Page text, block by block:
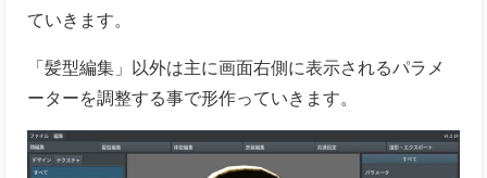
ていきます。
「髪型編集」以外は主に画面右側に表示されるパラメ
ーターを調整する事で形作っていきます。